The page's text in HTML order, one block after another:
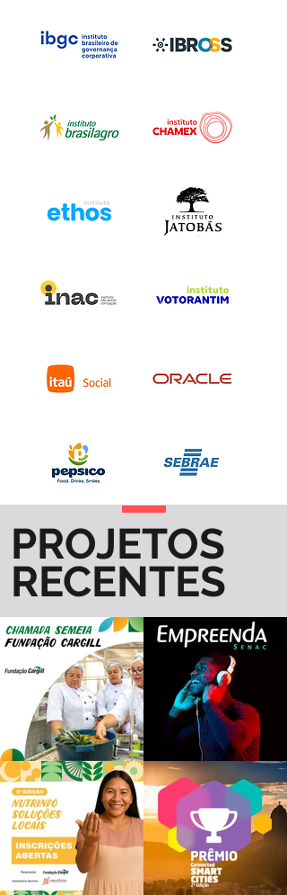
PROJETOS
RECENTES